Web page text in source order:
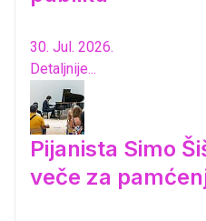
30. Jul. 2026.
Detaljnije...
Pijanista Simo
veče za